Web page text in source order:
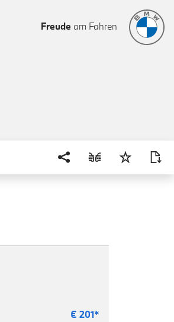
Freude am Fahren
€ 201*